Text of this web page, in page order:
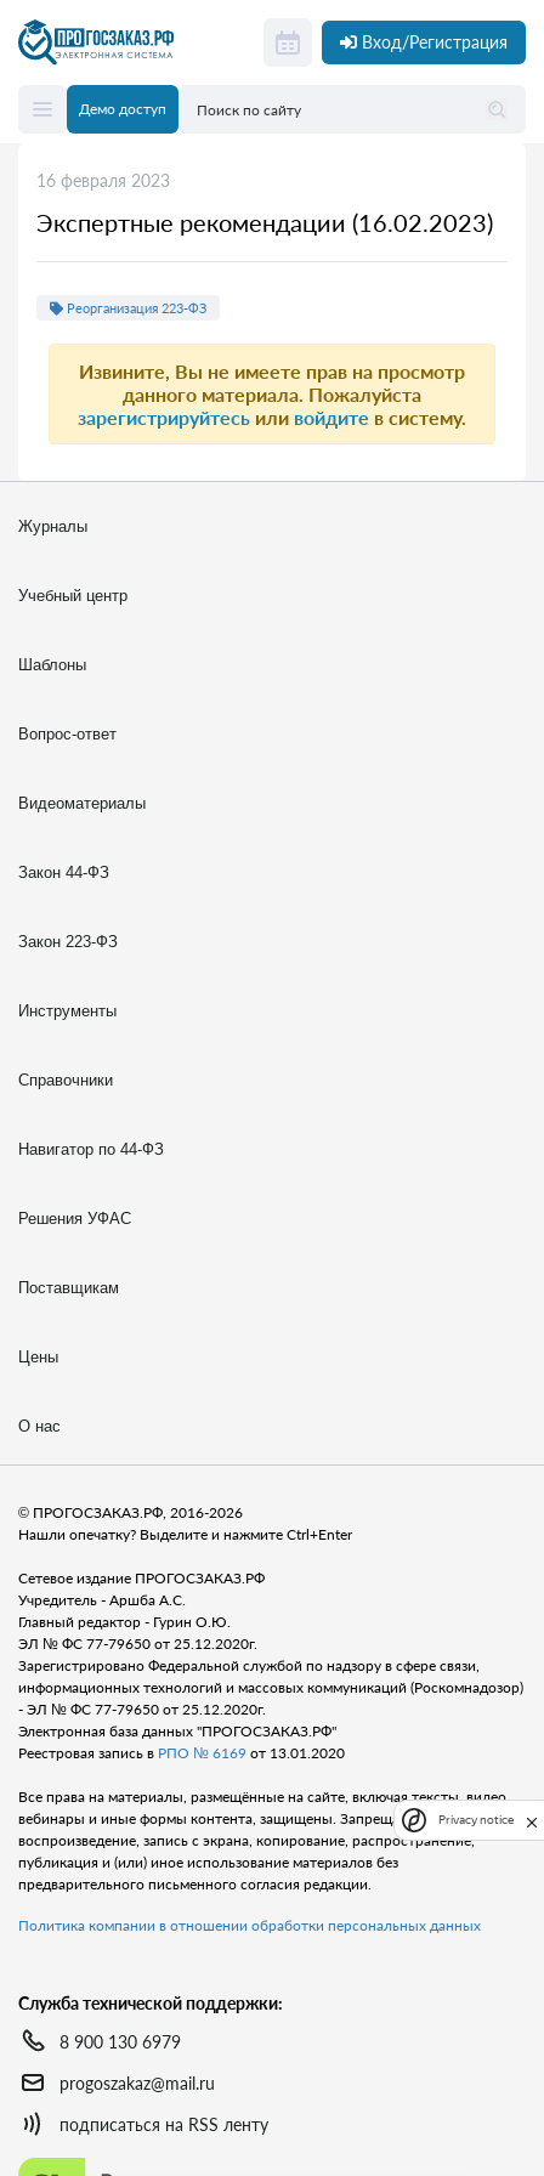
Вход/Регистрация
Демо доступ
16 февраля 2023
Экспертные рекомендации (16.02.2023)
Реорганизация 223-ФЗ
Извините, Вы не имеете прав на просмотр
данного материала. Пожалуйста
зарегистрируйтесь или войдите в систему.
Журналы
Учебный центр
Шаблоны
Вопрос-ответ
Видеоматериалы
Закон 44-ФЗ
Закон 223-ФЗ
Инструменты
Справочники
Навигатор по 44-ФЗ
Решения УФАС
Поставщикам
Цены
О нас
© ПРОГОСЗАКАЗ.РФ, 2016-2026
Нашли опечатку? Выделите и нажмите Ctrl+Enter
Сетевое издание ПРОГОСЗАКАЗ.РФ
Учредитель - Аршба А.С.
Главный редактор - Гурин О.Ю.
ЭЛ № ФС 77-79650 от 25.12.2020г.
Зарегистрировано Федеральной службой по надзору в сфере связи,
информационных технологий и массовых коммуникаций (Роскомнадозор)
- ЭЛ № ФС 77-79650 от 25.12.2020г.
Электронная база данных "ПРОГОСЗАКАЗ.РФ"
Реестровая запись в РПО № 6169 от 13.01.2020
Все права на материалы, размещённые на сайте, включая тексты, видео,
вебинары и иные формы контента, защищены. Запрещается любое
воспроизведение, запись с экрана, копирование, распространение,
публикация и (или) иное использование материалов без
предварительного письменного согласия редакции.
Политика компании в отношении обработки персональных данных
Служба технической поддержки:
8 900 130 6979
progoszakaz@mail.ru
подписаться на RSS ленту
Privacy notice